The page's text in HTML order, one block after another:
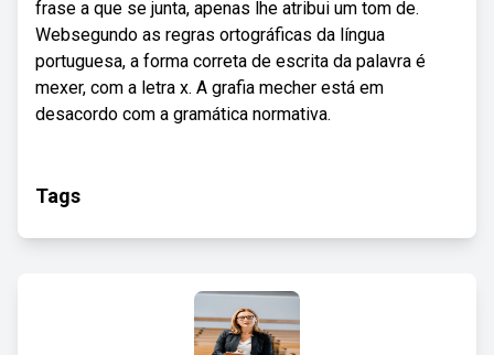
frase a que se junta, apenas lhe atribui um tom de.
Websegundo as regras ortográficas da língua
portuguesa, a forma correta de escrita da palavra é
mexer, com a letra x. A grafia mecher está em
desacordo com a gramática normativa.
Tags